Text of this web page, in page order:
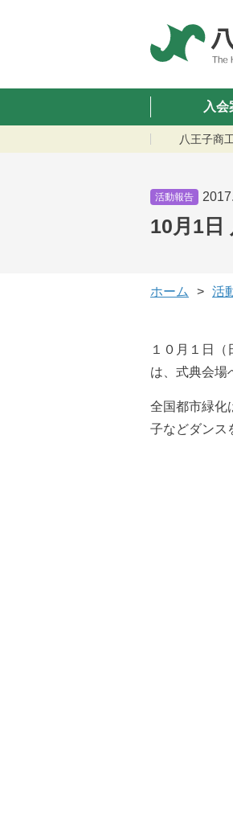
入会
八王子商
活動報告
10月1日
ホーム 活
１０月１日
は、式典会場
全国都市緑化
子などダンス